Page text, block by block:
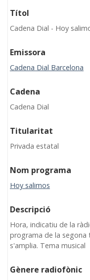
Títol
Cadena Dial - Hoy
Emissora
Cadena Dial Barcelona
Cadena
Cadena Dial
Titularitat
Privada estatal
Nom programa
Hoy salimos
Descripció
Hora, indicatiu de la
programa de la segona
s'amplia. Tema musical
Gènere radiofònic